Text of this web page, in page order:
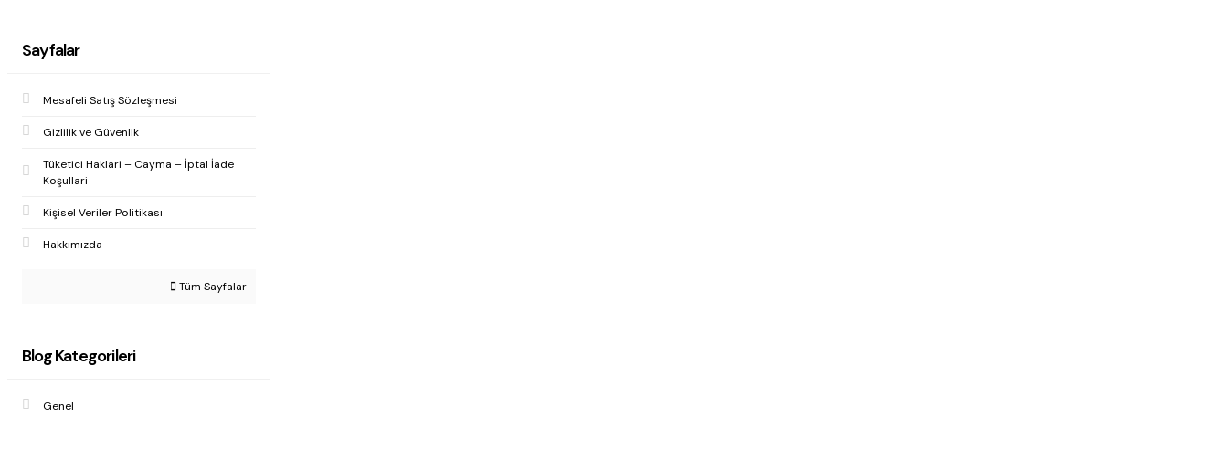
Sayfalar
Mesafeli Satış Sözleşmesi
Gizlilik ve Güvenlik
Tüketici Haklari – Cayma – İptal İade
Koşullari
Kişisel Veriler Politikası
Hakkımızda
Tüm Sayfalar
Blog Kategorileri
Genel